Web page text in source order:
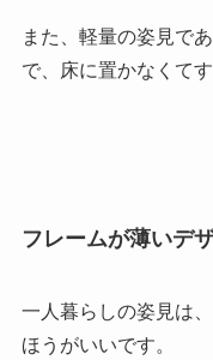
また、軽量の姿見で
で、床に置かなくて
フレームが薄いデ
一人暮らしの姿見は
ほうがいいです。